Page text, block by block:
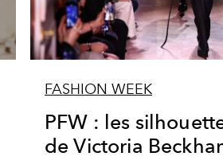
FASHION WEEK
PFW : les
de Victoria